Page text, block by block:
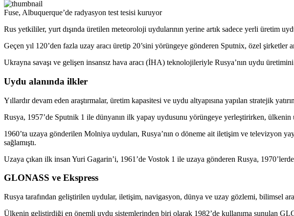
Fuse, Albuquerque’de radyasyon test tesisi kuruyor
Rus yetkililer, yurt dışında üretilen meteoroloji uydularının yerine artık sadece yerli üretim
Geçen yıl 120’den fazla uzay aracı üretip 20’sini yörüngeye gönderen Sputnix, özel
Ukrayna savaşı ve gelişen insansız hava aracı (İHA) teknolojileriyle Rusya’nın uydu
Uydu alanında ilkler
Yıllardır devam eden araştırmalar, üretim kapasitesi ve uydu altyapısına yapılan stratejik
Rusya, 1957’de Sputnik 1 ile dünyanın ilk yapay uydusunu yörüngeye yerleştirirken, ülkenin
1960’ta uzaya gönderilen Molniya uyduları, Rusya’nın o döneme ait iletişim ve televizyon
sağlamıştı.
Uzaya çıkan ilk insan Yuri Gagarin’i, 1961’de Vostok 1 ile uzaya gönderen Rusya,
GLONASS ve Ekspress
Rusya tarafından geliştirilen uydular, iletişim, navigasyon, dünya ve uzay gözlemi, bilimsel
Ülkenin geliştirdiği en önemli uydu sistemlerinden biri olarak 1982’de kullanıma sunulan